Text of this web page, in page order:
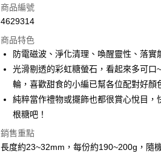
信用卡一次付款
LINE Pay
Apple Pay
街口支付
悠遊付
ATM付款
商品編號
4629314
商品特色
防電磁波、淨化清理、喚醒靈性、落實
光滑剔透的彩虹糖螢石，看起來多可口
輪，喜歡甜食的小編已幫各位配對好顏
純粹當作禮物或擺飾也都很賞心悅目，
根糖吧！
銷售重點
長度約23~32mm，每份約190~200g，隨